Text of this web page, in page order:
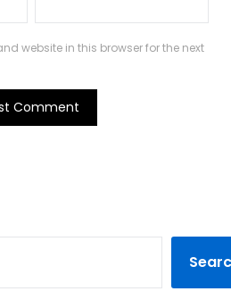
website in this browser for the next